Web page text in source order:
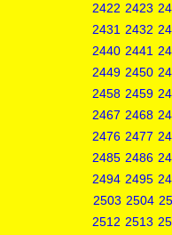
2422 2423
2431 2432
2440 2441
2449 2450
2458 2459
2467 2468
2476 2477
2485 2486
2494 2495
2503 2504
2512 2513